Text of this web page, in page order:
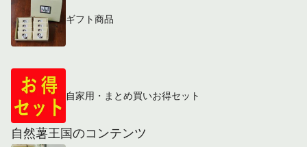
ギフト商品
自家用・まとめ買いお得セット
自然薯王国のコンテンツ